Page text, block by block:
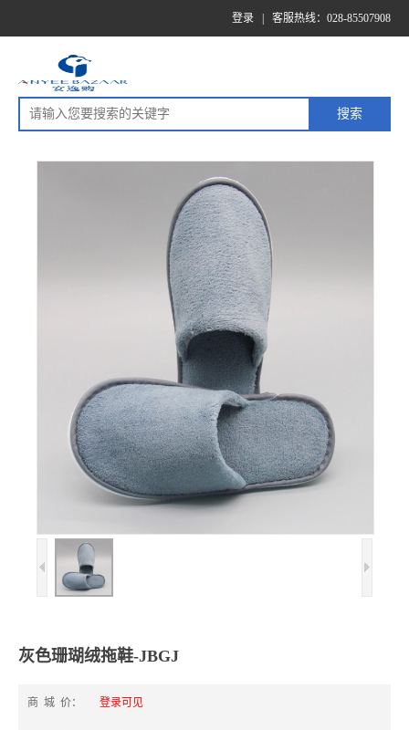
登录 客服热线：028-85507908
灰色珊瑚绒拖鞋-JBGJ
商 城 价： 登录可见